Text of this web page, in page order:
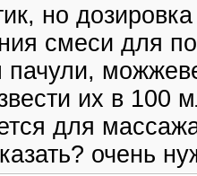
но
смеси для
их в 100
для
очень